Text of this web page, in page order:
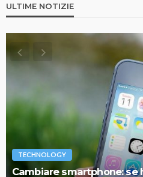
ULTIME NOTIZIE
TECHNOLOGY
Cambiare smartphone: se